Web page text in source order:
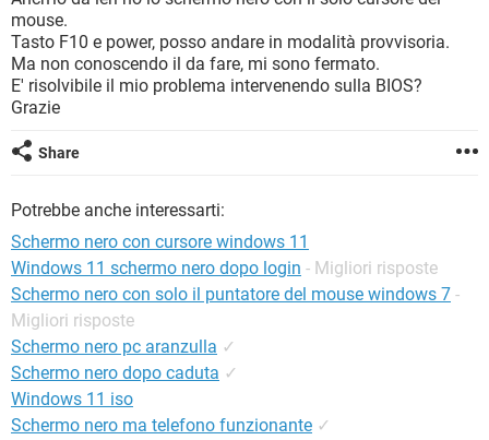
TIKTOK
HARDWARE
INSTAGRAM WHATSAPP
TIKTOK FACEBOOK
HARDWARE
mouse.
Tasto F10 e power, posso andare in modalità provvisoria.
Ma non conoscendo il da fare, mi sono fermato.
E' risolvibile il mio problema intervenendo sulla BIOS?
Grazie
Share
Potrebbe anche interessarti:
Schermo nero con cursore windows 11
Windows 11 schermo nero dopo login - Migliori risposte
Schermo nero con solo il puntatore del mouse windows 7 -
Migliori risposte
Schermo nero pc aranzulla ✓
Schermo nero dopo caduta ✓
Windows 11 iso
Schermo nero ma telefono funzionante ✓